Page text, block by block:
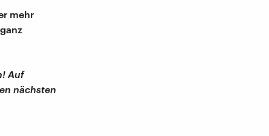
mehr
Auf
nächsten